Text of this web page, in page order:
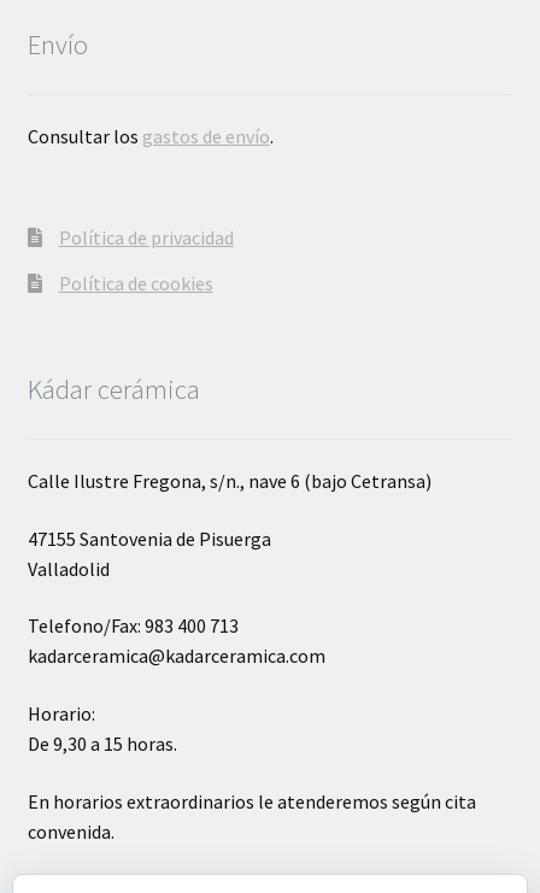
Envío
Consultar los gastos de envío.
Política de privacidad
Política de cookies
Kádar cerámica
Calle Ilustre Fregona, s/n., nave 6 (bajo Cetransa)
47155 Santovenia de Pisuerga
Valladolid
Telefono/Fax: 983 400 713
kadarceramica@kadarceramica.com
Horario:
De 9,30 a 15 horas.
En horarios extraordinarios le atenderemos según cita
convenida.